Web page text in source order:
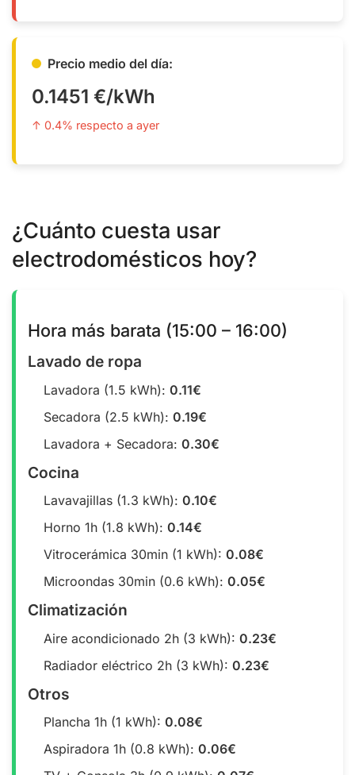
Precio medio del día:
0.1451 €/kWh
↑ 0.4% respecto a ayer
¿Cuánto cuesta usar
electrodomésticos hoy?
Hora más barata (15:00 – 16:00)
Lavado de ropa
Lavadora (1.5 kWh): 0.11€
Secadora (2.5 kWh): 0.19€
Lavadora + Secadora: 0.30€
Cocina
Lavavajillas (1.3 kWh): 0.10€
Horno 1h (1.8 kWh): 0.14€
Vitrocerámica 30min (1 kWh): 0.08€
Microondas 30min (0.6 kWh): 0.05€
Climatización
Aire acondicionado 2h (3 kWh): 0.23€
Radiador eléctrico 2h (3 kWh): 0.23€
Otros
Plancha 1h (1 kWh): 0.08€
Aspiradora 1h (0.8 kWh): 0.06€